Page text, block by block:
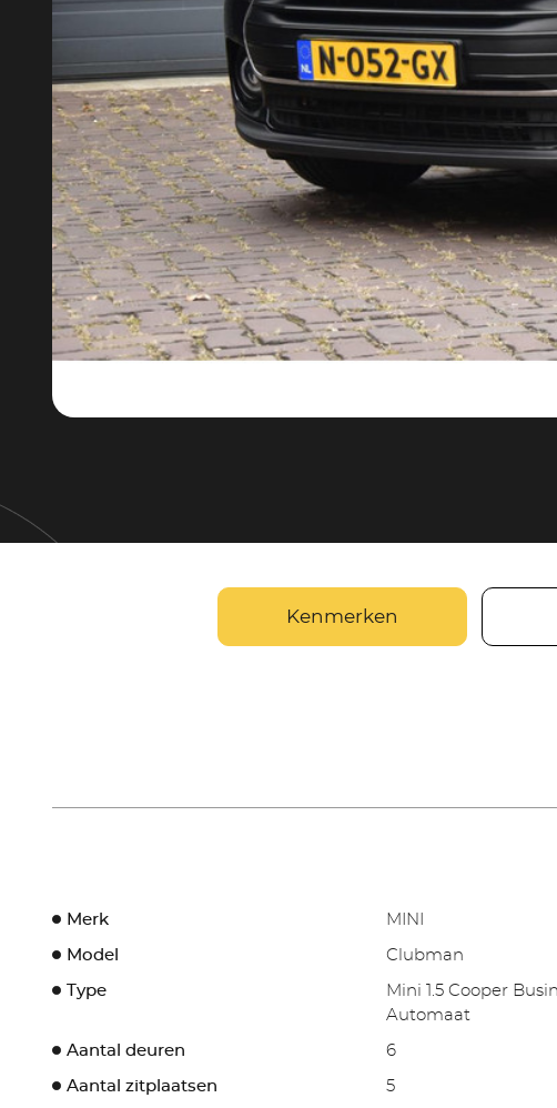
Kenmerken
Merk MINI
Model Clubman
Type
Mini 1.5 Cooper
Automaat
Aantal deuren 6
Aantal zitplaatsen 5